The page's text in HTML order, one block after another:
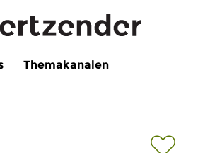
Themakanalen